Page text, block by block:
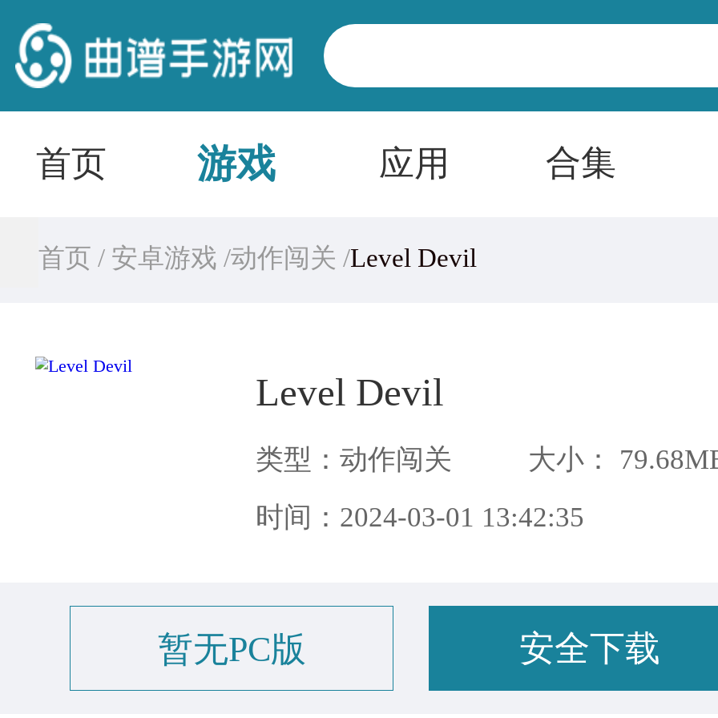
首页 游戏 应用 合集
首页 /安卓游戏 /动作闯关 /Level Devil
Level Devil
类型：动作闯关
大小：
时间：2024-03-01 13:42:35
暂无PC版 安全下载